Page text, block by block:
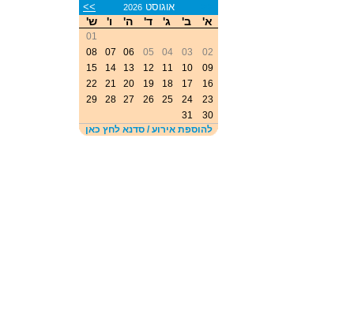
אוגוסט2026
>>
א' ב' ג' ד' ה' ו' ש'
01
02
03
04
05
06
07
08
09
10
11
12
13
14
15
16
17
18
19
20
21
22
23
24
25
26
27
28
29
30
31
להוספת אירוע / סדנא לחץ כאן